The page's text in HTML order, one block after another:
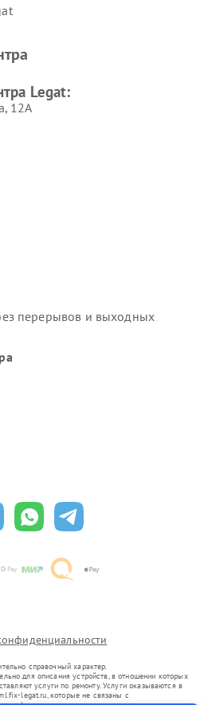
Legat:
12А
перерывов и выходных
справочный характер.
для описания устройств, в отношении которых
услуги по ремонту. Услуги оказываются в
legat.ru, которые не связаны с